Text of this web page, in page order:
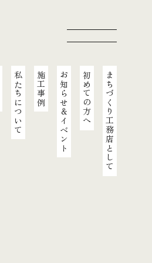
まちづくり工務店として
初めての方へ
お知らせ＆イベント
施工事例
私たちについて